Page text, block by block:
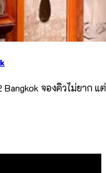
จองคิวไม่ยาก